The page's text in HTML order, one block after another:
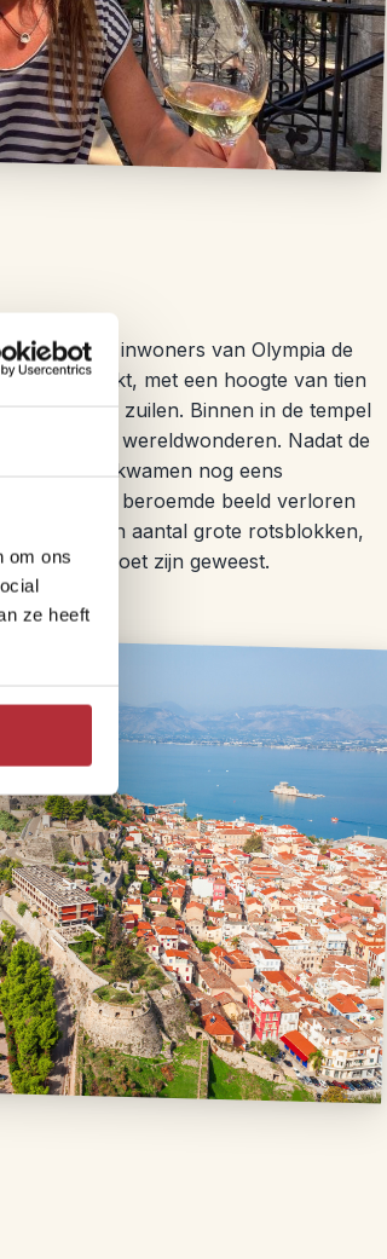
om ons
ze heeft
de inwoners van Olympia de
gemaakt, met een hoogte van tien
massieve zuilen. Binnen in de tempel
de zeven wereldwonderen. Nadat de
Daar kwamen nog eens
waarbij het beroemde beeld verloren
en een aantal grote rotsblokken,
moet zijn geweest.